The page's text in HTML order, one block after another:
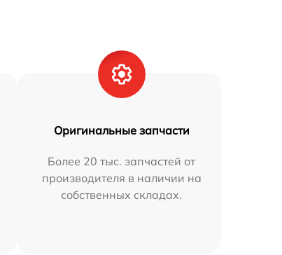
Оригинальные запчасти
Более 20 тыс. запчастей от
производителя в наличии на
собственных складах.